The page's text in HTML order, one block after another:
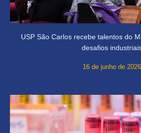
USP São Carlos recebe talentos do
desafios
16 de junho de 2026